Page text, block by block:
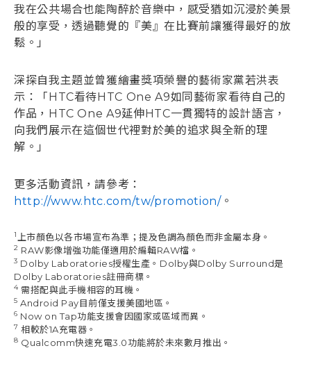
我在公共場合也能陶醉於音樂中，感受猶如沉浸於美景
般的享受，透過聽覺的『美』在比賽前讓獲得最好的放
鬆。」
深探自我主題並曾獲繪畫獎項榮譽的藝術家黨若洪表
示：「HTC看待HTC One A9如同藝術家看待自己的
作品，HTC One A9延伸HTC一貫獨特的設計語言，
向我們展示在這個世代裡對於美的追求與全新的理
解。」
更多活動資訊，請參考：
http://www.htc.com/tw/promotion/。
1 上市顏色以各市場宣布為準；提及色調為顏色而非金屬本身。
2 RAW影像增強功能僅適用於編輯RAW檔。
3 Dolby Laboratories授權生產。Dolby與Dolby Surround是
Dolby Laboratories註冊商標。
4需搭配與此手機相容的耳機。
5 Android Pay目前僅支援美國地區。
6 Now on Tap功能支援會因國家或區域而異。
7 相較於1A充電器。
8 Qualcomm快速充電3.0功能將於未來數月推出。